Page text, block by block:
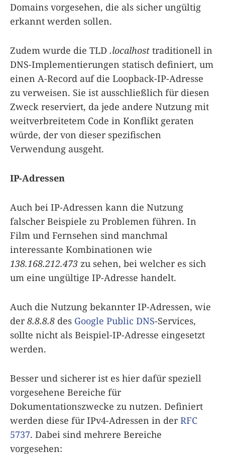
Domains vorgesehen, die als sicher ungültig
erkannt werden sollen.
Zudem wurde die TLD .localhost traditionell in
DNS-Implementierungen statisch definiert, um
einen A-Record auf die Loopback-IP-Adresse
zu verweisen. Sie ist ausschließlich für diesen
Zweck reserviert, da jede andere Nutzung mit
weitverbreitetem Code in Konflikt geraten
würde, der von dieser spezifischen
Verwendung ausgeht.
IP-Adressen
Auch bei IP-Adressen kann die Nutzung
falscher Beispiele zu Problemen führen. In
Film und Fernsehen sind manchmal
interessante Kombinationen wie
138.168.212.473 zu sehen, bei welcher es sich
um eine ungültige IP-Adresse handelt.
Auch die Nutzung bekannter IP-Adressen, wie
der8.8.8.8 des Google Public DNS-Services,
sollte nicht als Beispiel-IP-Adresse eingesetzt
werden.
Besser und sicherer ist es hier dafür speziell
vorgesehene Bereiche für
Dokumentationszwecke zu nutzen. Definiert
werden diese für IPv4-Adressen in derRFC
5737. Dabei sind mehrere Bereiche
vorgesehen: